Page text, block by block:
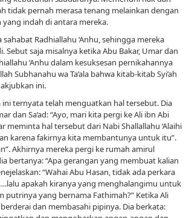
tidak pernah merasa tenang melainkan dengan
indah di antara mereka.
Radhiallahu ‘Anhu, sehingga mereka
saja misalnya ketika Abu Bakar, Umar dan
‘Anhu dalam kesuksesan pernikahannya
Subhanahu wa Ta’ala bahwa kitab-kitab Syi’ah
ini.
ini ternyata telah menguatkan hal tersebut. Dia
dan Sa’ad: “Ayo, mari kita pergi ke Ali ibn Abi
hal tersebut dari Nabi Shallallahu ‘Alaihi
karena fakirnya kita membantunya untuk itu”.
Akhirnya mereka pergi ke rumah amirul
bertanya: “Apa gerangan yang membuat kalian
“Wahai Abu Hasan, tidak ada perkara
apakah kiranya yang menghalangimu untuk
putrinya yang bernama Fathimah?” Ketika Ali
dan membasahi pipinya. Dia berkata: